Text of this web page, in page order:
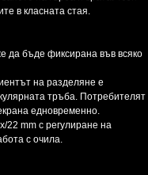
в класната стая.
да бъде фиксирана във всяко
на разделяне е
тръба. Потребителят
едновременно.
22 mm с регулиране на
с очила.